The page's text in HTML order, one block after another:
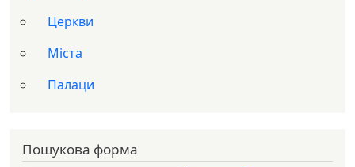
Церкви
Міста
Палаци
Пошукова форма